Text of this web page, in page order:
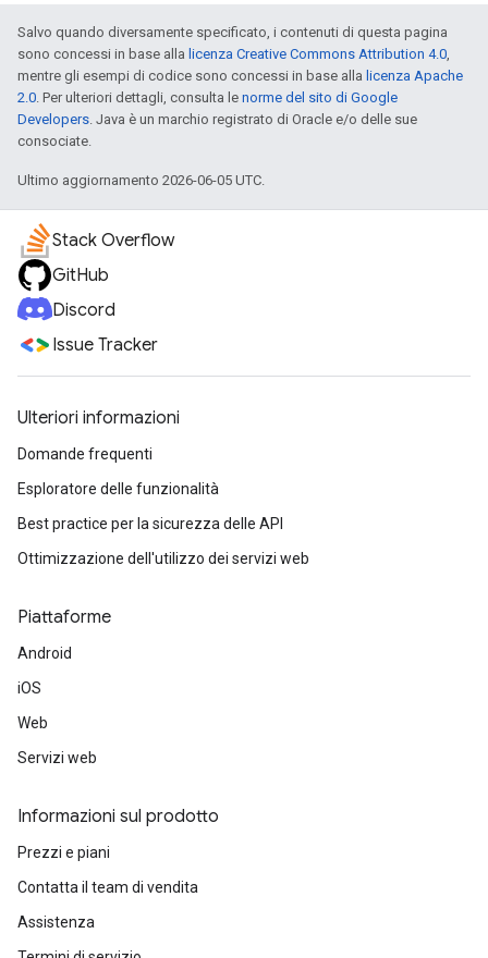
Salvo quando diversamente specificato, i contenuti di questa pagina
sono concessi in base alla licenza Creative Commons Attribution 4.0,
mentre gli esempi di codice sono concessi in base alla licenza Apache
2.0. Per ulteriori dettagli, consulta le norme del sito di Google
Developers. Java è un marchio registrato di Oracle e/o delle sue
consociate.
Ultimo aggiornamento 2026-06-05 UTC.
Stack Overflow
GitHub
Discord
Issue Tracker
Ulteriori informazioni
Domande frequenti
Esploratore delle funzionalità
Best practice per la sicurezza delle API
Ottimizzazione dell'utilizzo dei servizi web
Piattaforme
Android
iOS
Web
Servizi web
Informazioni sul prodotto
Prezzi e piani
Contatta il team di vendita
Assistenza